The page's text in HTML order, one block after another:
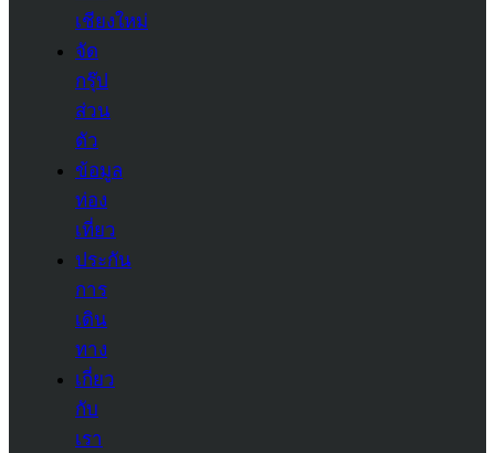
เชียงใหม่
จัด
กรุ๊ป
ส่วน
ตัว
ข้อมูล
ท่อง
เที่ยว
ประกัน
การ
เดิน
ทาง
เกี่ยว
กับ
เรา